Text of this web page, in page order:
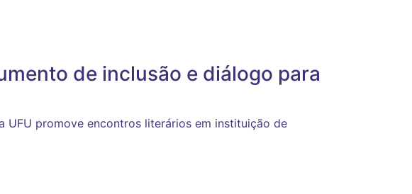
de inclusão e diálogo para
UFU promove encontros literários em instituição de